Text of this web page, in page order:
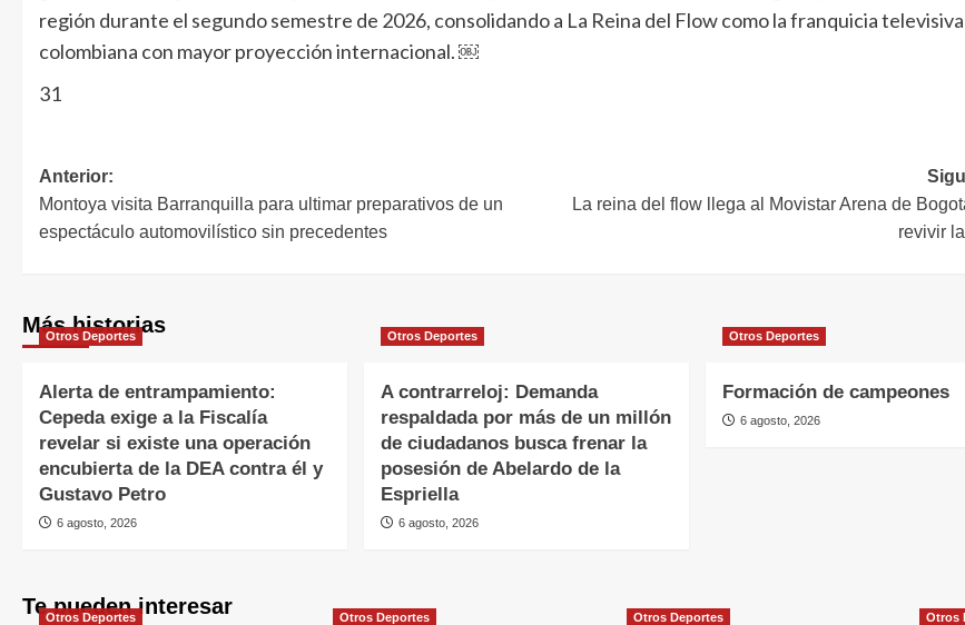
región durante el segundo semestre de 2026, consolidando a La Reina del Flow como la franquicia televisiva
colombiana con mayor proyección internacional. ￼
31
Anterior:
Montoya visita Barranquilla para ultimar preparativos de un
espectáculo automovilístico sin precedentes
La reina del flow llega al Movistar Arena de
revivir
Más historias
Otros Deportes
Alerta de entrampamiento:
Cepeda exige a la Fiscalía
revelar si existe una operación
encubierta de la DEA contra él y
Gustavo Petro
6 agosto, 2026
Otros Deportes
A contrarreloj: Demanda
respaldada por más de un millón
de ciudadanos busca frenar la
posesión de Abelardo de la
Espriella
6 agosto, 2026
Otros Deportes
Formación de campeones
6 agosto, 2026
Te pueden interesar
Otros Deportes Otros Deportes Otros Deportes Otros